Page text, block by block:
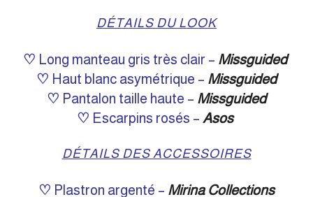
DÉTAILS DU LOOK
♡ Long manteau gris très clair – Missguided
♡ Haut blanc asymétrique – Missguided
♡ Pantalon taille haute – Missguided
♡ Escarpins rosés – Asos
DÉTAILS DES ACCESSOIRES
♡ Plastron argenté – Mirina Collections